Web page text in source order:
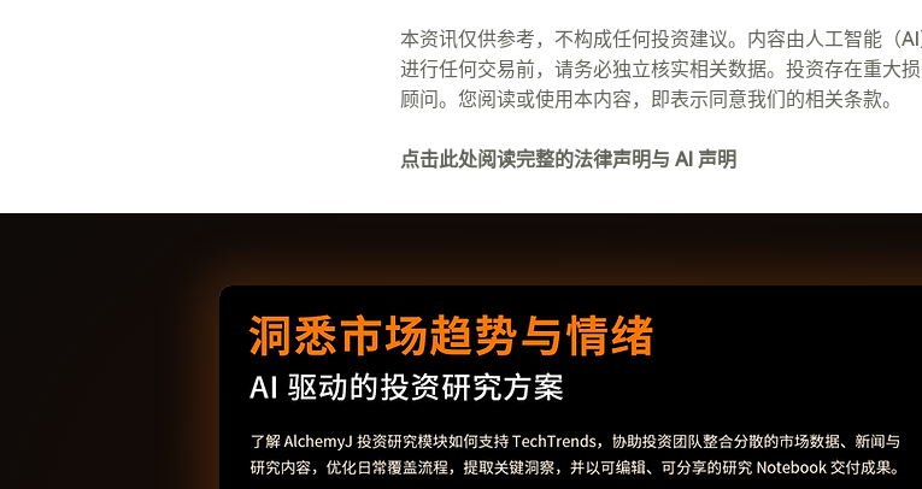
本资讯仅供参考，不构成任何投资建议。内容由人工智能（
进行任何交易前，请务必独立核实相关数据。投资存在重大
顾问。您阅读或使用本内容，即表示同意我们的相关条款。
点击此处阅读完整的法律声明与 AI 声明